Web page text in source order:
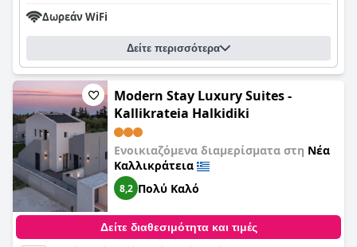
επιλογών καλύπτει διαφορετικές ανάγκες και προτιμήσεις, αν
από ιδανικές. Παρά αυτό, η Villa Cariatis προσφέρει μια
συνολικά εξαιρετική εμπειρία διακοπών, καθιστώντας την μια
προτιμώμενη επιλογή για τους επισκέπτες της Καλλικράτειας.
Δωρεάν WiFi
Δείτε περισσότερα
Modern Stay Luxury Suites -
Kallikrateia Halkidiki
Ενοικιαζόμενα διαμερίσματα στη Νέα
Καλλικράτεια
8,2 Πολύ Καλό
Δείτε διαθεσιμότητα και τιμές